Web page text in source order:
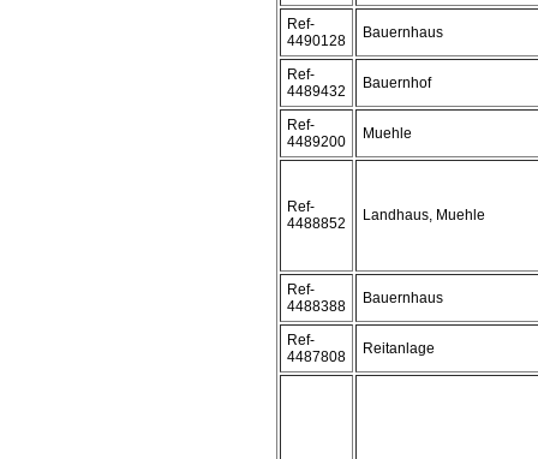
Ref-
4490128
Bauernhaus
Ref-
4489432
Bauernhof
Ref-
4489200
Muehle
Ref-
4488852
Landhaus, Muehle
Ref-
4488388
Bauernhaus
Ref-
4487808
Reitanlage